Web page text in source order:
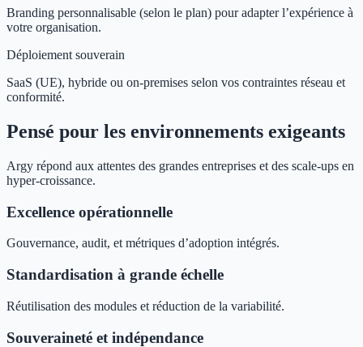
Branding personnalisable (selon le plan) pour adapter l’expérience à
votre organisation.
Déploiement souverain
SaaS (UE), hybride ou on‑premises selon vos contraintes réseau et
conformité.
Pensé pour les environnements exigeants
Argy répond aux attentes des grandes entreprises et des scale‑ups en
hyper‑croissance.
Excellence opérationnelle
Gouvernance, audit, et métriques d’adoption intégrés.
Standardisation à grande échelle
Réutilisation des modules et réduction de la variabilité.
Souveraineté et indépendance